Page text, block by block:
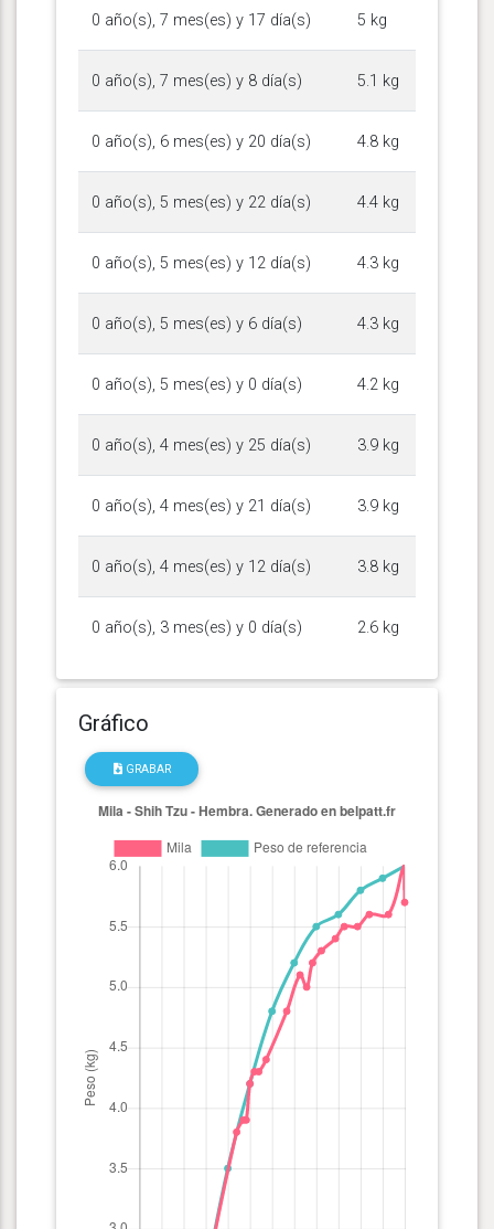
0 año(s), 7 mes(es) y 17 día(s) 5 kg
0 año(s), 7 mes(es) y 8 día(s) 5.1 kg
0 año(s), 6 mes(es) y 20 día(s) 4.8 kg
0 año(s), 5 mes(es) y 22 día(s) 4.4 kg
0 año(s), 5 mes(es) y 12 día(s) 4.3 kg
0 año(s), 5 mes(es) y 6 día(s) 4.3 kg
0 año(s), 5 mes(es) y 0 día(s) 4.2 kg
0 año(s), 4 mes(es) y 25 día(s) 3.9 kg
0 año(s), 4 mes(es) y 21 día(s) 3.9 kg
0 año(s), 4 mes(es) y 12 día(s) 3.8 kg
0 año(s), 3 mes(es) y 0 día(s) 2.6 kg
Gráfico
GRABAR